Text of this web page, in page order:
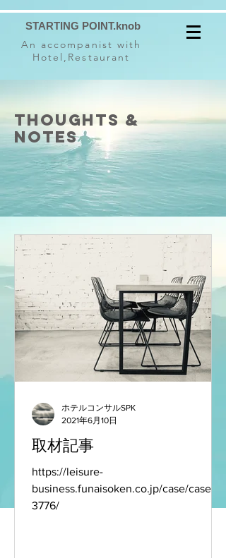
STARTING POINT.knob
An accompanist with
Hotel,Restaurant
thoughts &
notes
取材記事
https://leisure-
business.funaisoken.co.jp/case/case-
3776/
ホテルコンサルSPK
2021年6月10日